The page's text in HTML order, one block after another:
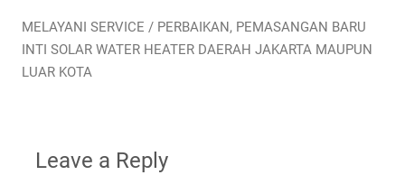
MELAYANI SERVICE / PERBAIKAN, PEMASANGAN BARU
INTI SOLAR WATER HEATER DAERAH JAKARTA MAUPUN
LUAR KOTA
Leave a Reply